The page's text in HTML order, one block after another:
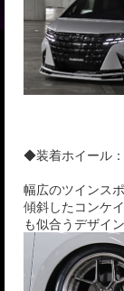
◆装着ホイール
幅広のツインス
傾斜したコンケ
も似合うデザイン